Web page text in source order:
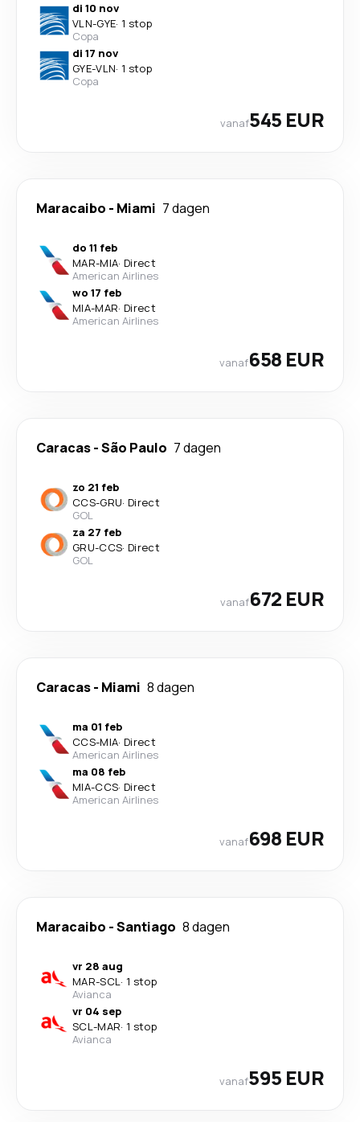
di 10 nov
VLN-GYE· 1 stop
Copa
di 17 nov
GYE-VLN· 1 stop
Copa
vanaf545 EUR
Maracaibo - Miami 7 dagen
do 11 feb
MAR-MIA· Direct
American Airlines
wo 17 feb
MIA-MAR· Direct
American Airlines
vanaf658 EUR
Caracas-São Paulo 7 dagen
zo 21 feb
CCS-GRU· Direct
GOL
za 27 feb
GRU-CCS· Direct
GOL
vanaf672 EUR
Caracas- Miami 8 dagen
ma 01 feb
CCS-MIA· Direct
American Airlines
ma 08 feb
MIA-CCS· Direct
American Airlines
vanaf698 EUR
Maracaibo -Santiago 8 dagen
vr 28 aug
MAR-SCL· 1 stop
Avianca
vr 04 sep
SCL-MAR· 1 stop
Avianca
vanaf595 EUR